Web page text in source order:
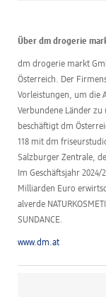
Über dm drogerie
dm drogerie markt
Österreich. Der
Vorleistungen, um die
Verbundene Länder
beschäftigt dm
118 mit dm
Salzburger Zentrale,
Im Geschäftsjahr
Milliarden Euro
alverde
SUNDANCE.
www.dm.at